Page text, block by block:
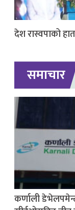
देश रास्वपाको
समाचार
कर्णाली